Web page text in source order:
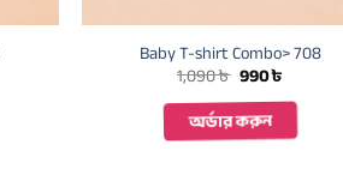
Baby T-shirt Combo> 708
1,090৳ Original
price
was:
1,090 ৳ .
990৳
is:
990 ৳ .
অর্ডার করুন